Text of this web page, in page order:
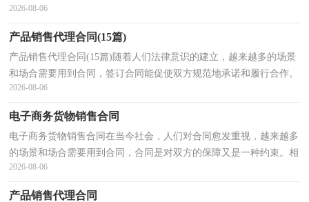
合同的格式吗？以下是小编收集整理的矿产品销售合...
2026-08-06
产品销售代理合同(15篇)
产品销售代理合同(15篇)随着人们法律意识的建立，越来越多的场景
和场合需要用到合同，签订合同能促使双方规范地承诺和履行合作。
那么一般合同是怎么起草的呢？下面是小编整理的产...
2026-08-06
电子商务货物销售合同
电子商务货物销售合同在当今社会，人们对合同愈发重视，越来越多
的场景和场合需要用到合同，合同是对双方的保障又是一种约束。相
信很多朋友都对拟合同感到非常苦恼吧，下面是小编整...
2026-08-06
产品销售代理合同